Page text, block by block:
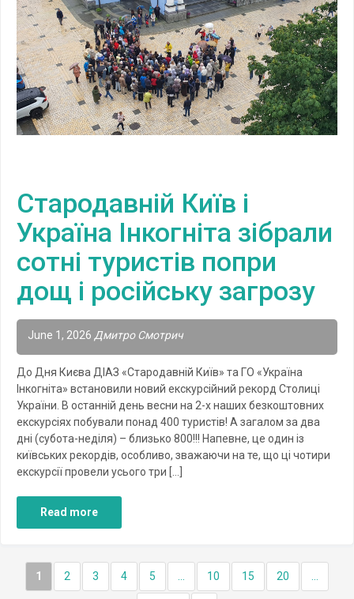
Стародавній Київ і
Україна Інкогніта зібрали
сотні туристів попри
дощ і російську загрозу
June 1, 2026 Дмитро Смотрич
До Дня Києва ДІАЗ «Стародавній Київ» та ГО «Україна
Інкогніта» встановили новий екскурсійний рекорд Столиці
України. В останній день весни на 2-х наших безкоштовних
екскурсіях побували понад 400 туристів! А загалом за два
дні (субота-неділя) – близько 800!!! Напевне, це один із
київських рекордів, особливо, зважаючи на те, що ці чотири
екскурсії провели усього три […]
Read more
1 2 3 4 5 10 15 20